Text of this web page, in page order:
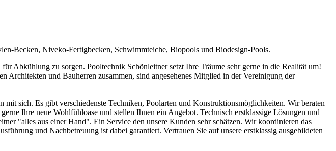
Becken, Niveko-Fertigbecken, Schwimmteiche, Biopools und Biodesign-Pools.
Abkühlung zu sorgen. Pooltechnik Schönleitner setzt Ihre Träume sehr gerne in die Realität um!
Architekten und Bauherren zusammen, sind angesehenes Mitglied in der Vereinigung der
sich. Es gibt verschiedenste Techniken, Poolarten und Konstruktionsmöglichkeiten. Wir beraten
Ihre neue Wohlfühloase und stellen Ihnen ein Angebot. Technisch erstklassige Lösungen und
"alles aus einer Hand". Ein Service den unsere Kunden sehr schätzen. Wir koordinieren das
und Nachbetreuung ist dabei garantiert. Vertrauen Sie auf unsere erstklassig ausgebildeten